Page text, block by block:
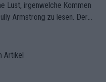
Lust, irgenwelche Kommen
Armstrong zu lesen. Der
Artikel